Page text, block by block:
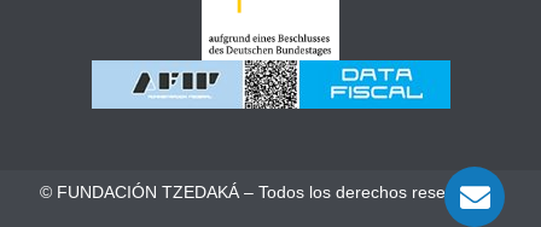
© FUNDACIÓN TZEDAKÁ – Todos los derechos reservados.